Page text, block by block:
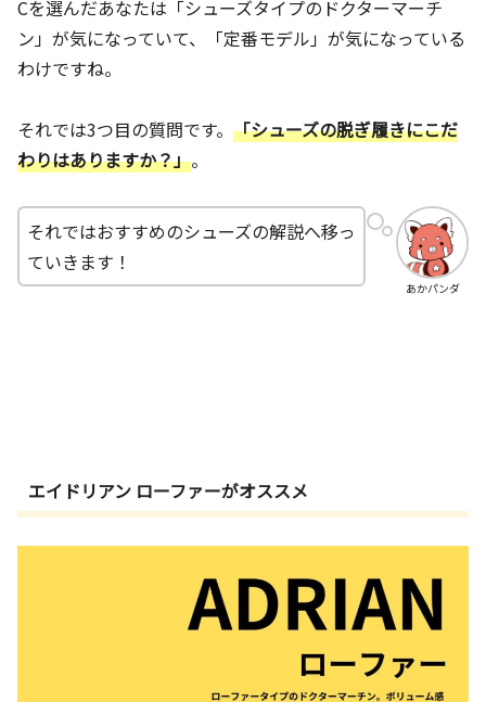
Cを選んだあなたは「シューズタイプのドクターマーチ
ン」が気になっていて、「定番モデル」が気になっている
わけですね。
それでは3つ目の質問です。 「シューズの脱ぎ履きにこだ
わりはありますか？」。
あかパンダ
それではおすすめのシューズの解説へ移っ
ていきます！
エイドリアン ローファーがオススメ